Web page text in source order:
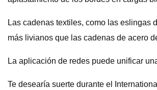
Las cadenas textiles, como las eslingas
más livianos que las cadenas de acero
La aplicación de redes puede unificar
Te desearía suerte durante el